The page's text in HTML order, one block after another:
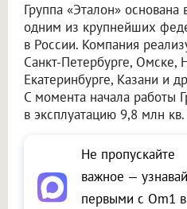
Группа «Эталон» основана
одним из крупнейших
в России. Компания
Санкт-Петербурге, Омске,
Екатеринбурге, Казани и
С момента начала работы
в эксплуатацию 9,8 млн
Не пропускайте
важное —
первыми с Om1 в